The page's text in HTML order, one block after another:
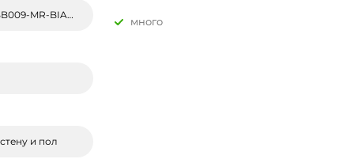
MR-BIANCO
и пол
много